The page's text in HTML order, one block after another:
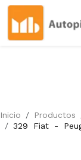
Inicio Productos
329
Fiat -